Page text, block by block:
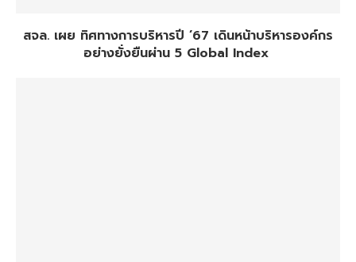
สจล. เผย ทิศทางการบริหารปี ’67 เดินหน้าบริหารองค์กร
อย่างยั่งยืนผ่าน 5 Global Index